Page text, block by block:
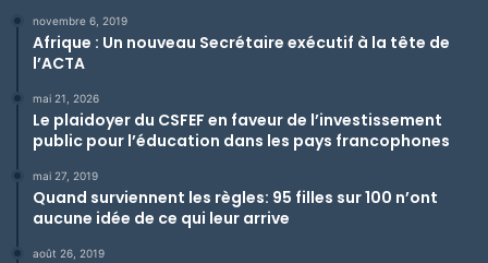
novembre 6, 2019
Afrique : Un nouveau Secrétaire exécutif à la tête de
l’ACTA
mai 21, 2026
Le plaidoyer du CSFEF en faveur de l’investissement
public pour l’éducation dans les pays francophones
mai 27, 2019
Quand surviennent les règles: 95 filles sur 100 n’ont
aucune idée de ce qui leur arrive
août 26, 2019